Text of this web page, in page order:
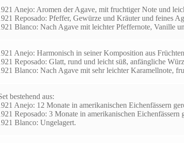
Anejo: Aromen der Agave, mit fruchtiger Note und
Reposado: Pfeffer, Gewürze und Kräuter und feines
Blanco: Nach Agave mit leichter Pfeffernote, Vanille
Anejo: Harmonisch in seiner Komposition aus
Reposado: Glatt, rund und leicht süß, anfängliche
Blanco: Nach Agave mit sehr leichter Karamellnote,
bestehend aus:
Anejo: 12 Monate in amerikanischen Eichenfässern
Reposado: 3 Monate in amerikanischen Eichenfässern
Blanco: Ungelagert.